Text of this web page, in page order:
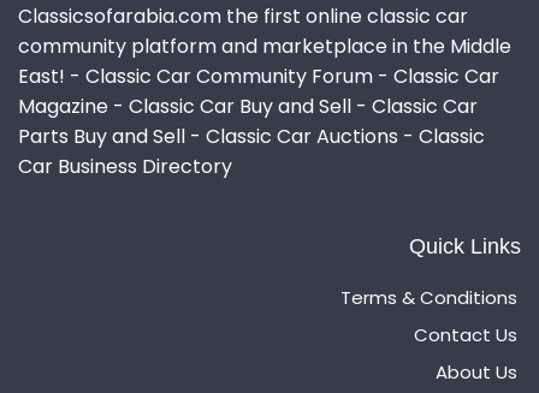
Classicsofarabia.com the first online classic car
community platform and marketplace in the Middle
East! - Classic Car Community Forum - Classic Car
Magazine - Classic Car Buy and Sell - Classic Car
Parts Buy and Sell - Classic Car Auctions - Classic
Car Business Directory
Quick Links
Terms & Conditions
Contact Us
About Us